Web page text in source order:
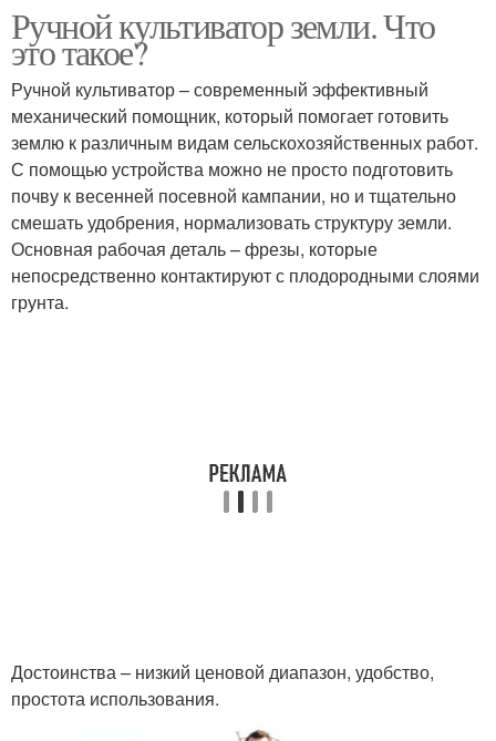
Ручной культиватор земли. Что
это такое?
Ручной культиватор – современный эффективный
механический помощник, который помогает готовить
землю к различным видам сельскохозяйственных работ.
С помощью устройства можно не просто подготовить
почву к весенней посевной кампании, но и тщательно
смешать удобрения, нормализовать структуру земли.
Основная рабочая деталь – фрезы, которые
непосредственно контактируют с плодородными слоями
грунта.
Достоинства – низкий ценовой диапазон, удобство,
простота использования.